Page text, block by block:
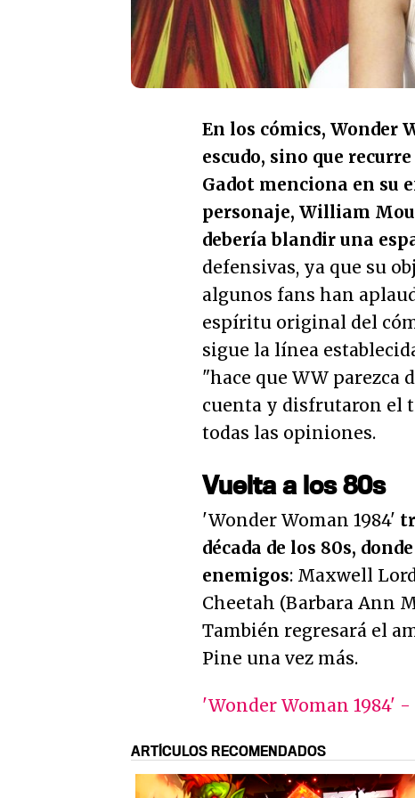
En los cómics, Wonder
escudo, sino que
Gadot menciona en su
personaje, William
debería blandir una
defensivas, ya que su
algunos fans han
espíritu original del
sigue la línea
"hace que WW parezca
cuenta y disfrutaron el
todas las opiniones.
Vuelta a los 80s
'Wonder Woman 1984'
década de los 80s,
enemigos: Maxwell
Cheetah (Barbara Ann
También regresará el
Pine una vez más.
'Wonder Woman 1984'
ARTÍCULOS RECOMENDADOS